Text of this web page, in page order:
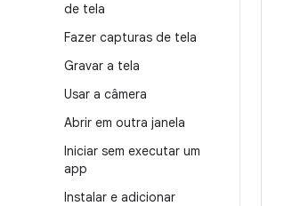
de tela
Fazer capturas de tela
Gravar a tela
Usar a câmera
Abrir em outra janela
Iniciar sem executar um
app
Instalar e adicionar